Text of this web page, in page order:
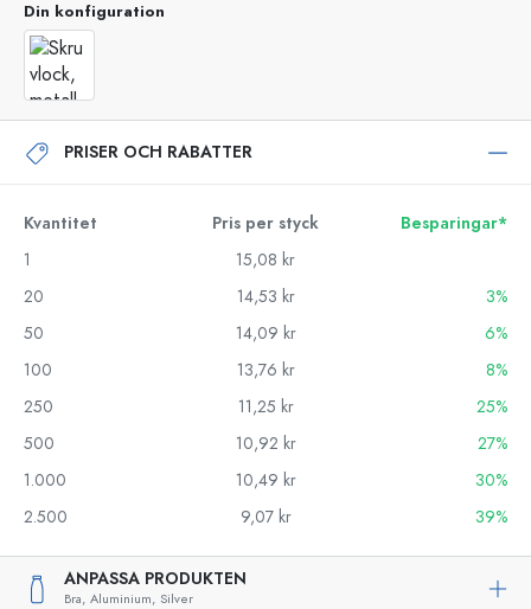
Din konfiguration
PRISER OCH RABATTER
Kvantitet Pris per styck
Besparingar*
1
15,08 kr
20
14,53 kr
3%
50
14,09 kr
6%
100
13,76 kr
8%
250
11,25 kr
25%
500
10,92 kr
27%
1.000
10,49 kr
30%
2.500
9,07 kr 39%
ANPASSA PRODUKTEN
Bra, Aluminium, Silver